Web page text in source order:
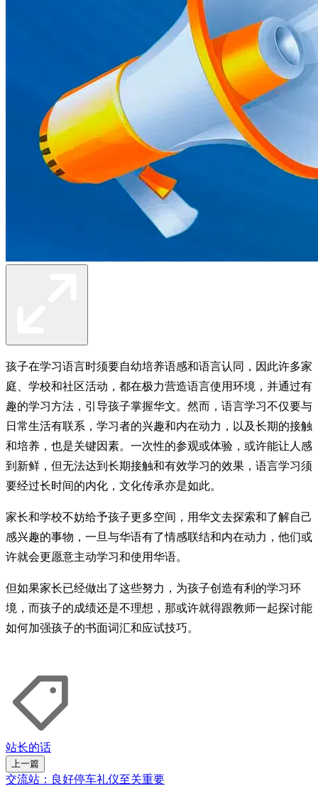
孩子在学习语言时须要自幼培养语感和语言认同，因此许多家
庭、学校和社区活动，都在极力营造语言使用环境，并通过有
趣的学习方法，引导孩子掌握华文。然而，语言学习不仅要与
日常生活有联系，学习者的兴趣和内在动力，以及长期的接触
和培养，也是关键因素。一次性的参观或体验，或许能让人感
到新鲜，但无法达到长期接触和有效学习的效果，语言学习须
要经过长时间的内化，文化传承亦是如此。
家长和学校不妨给予孩子更多空间，用华文去探索和了解自己
感兴趣的事物，一旦与华语有了情感联结和内在动力，他们或
许就会更愿意主动学习和使用华语。
但如果家长已经做出了这些努力，为孩子创造有利的学习环
境，而孩子的成绩还是不理想，那或许就得跟教师一起探讨能
如何加强孩子的书面词汇和应试技巧。
站长的话
上一篇
交流站：良好停车礼仪至关重要